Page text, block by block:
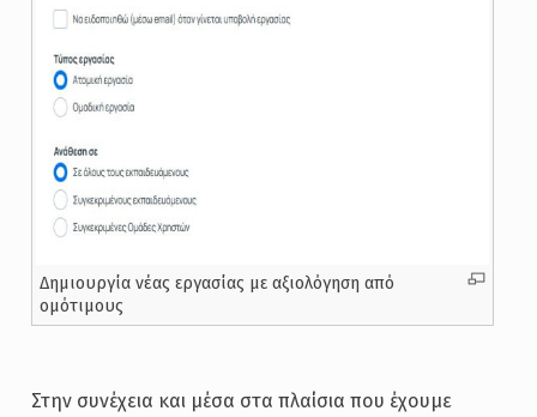
Δημιουργία νέας εργασίας με αξιολόγηση από
ομότιμους
Στην συνέχεια και μέσα στα πλαίσια που έχουμε